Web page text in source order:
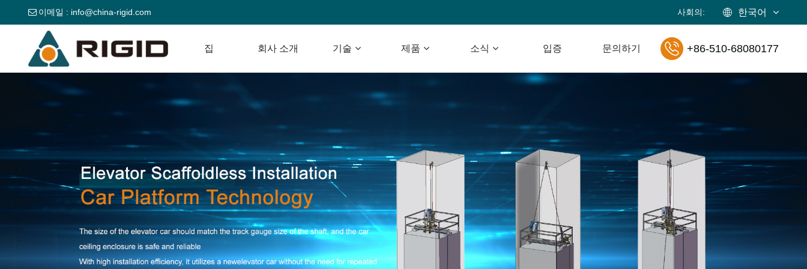
이메일 : info@china-rigid.com 한국어
사회의:
집 회사 소개 기술 제품 소식 입증 문의하기 +86-510-68080177